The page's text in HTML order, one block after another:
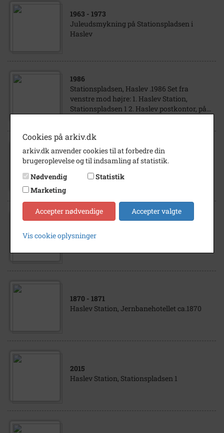
1963 - 1973
Juleudsmykning på Stationspladsen i
Haslev
1986
Stationspladsen, Haslev .1986 Set fra
venstre mod højre: 1. Haslev Station,
Stationspladsen 1 2. Haslev postkontor, på...
1976
Lille babydreng fra Stationspladsen 1,
Haslev
1981
Luftfoto af Haslev, Ringstedvej, Slagterivej
1870 - 1871
Haslev Station, Jernbanehotellet ca.1870
2015
Haslev Station, Stationspladsen 1
Cookies på arkiv.dk
arkiv.dk anvender cookies til at forbedre din
brugeroplevelse og til indsamling af statistik.
Nødvendig
Statistik
Marketing
Accepter nødvendige Accepter valgte
Vis cookie oplysninger